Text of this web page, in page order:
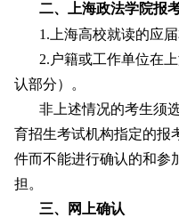
二、 上海政法学院报
1.上海高校就读的应
2.户籍或工作单位在
认部分） 。
非上述情况的考生须
育招生考试机构指定的报
件而不能进行确认的和参
担。
三、
网上确认